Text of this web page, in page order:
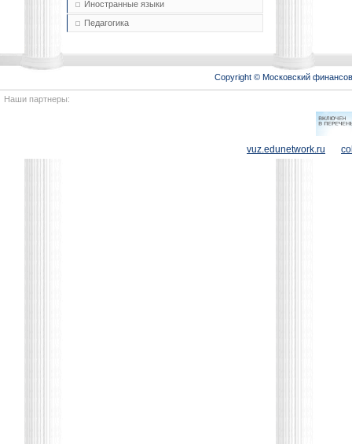
Иностранные языки
Педагогика
Copyright © Московский
Наши партнеры:
vuz.edunetwork.ru